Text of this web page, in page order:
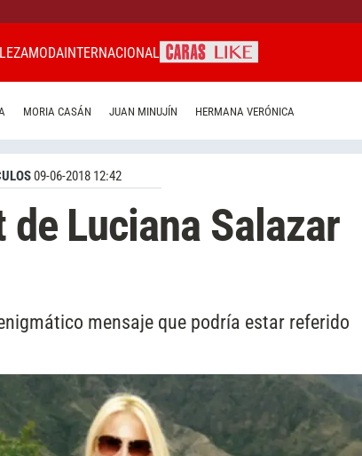
MODAINTERNACIONAL
MORIA CASÁN JUAN MINUJÍN HERMANA VERÓNICA
09-06-2018 12:42
Luciana Salazar
mensaje que podría estar referido